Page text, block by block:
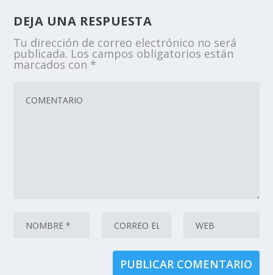
DEJA UNA RESPUESTA
Tu dirección de correo electrónico no será
publicada. Los campos obligatorios están
marcados con *